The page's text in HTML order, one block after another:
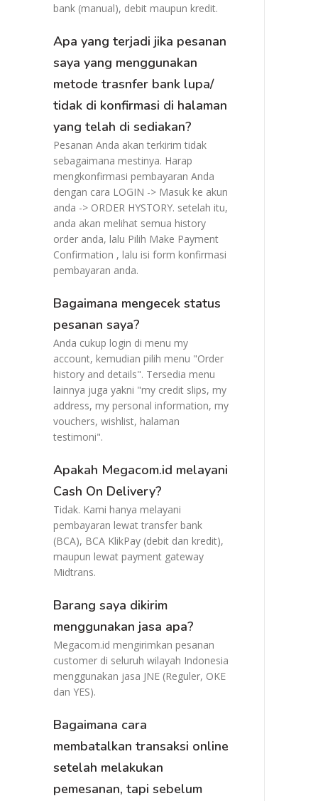
bank (manual), debit maupun kredit.
Apa yang terjadi jika pesanan
saya yang menggunakan
metode trasnfer bank lupa/
tidak di konfirmasi di halaman
yang telah di sediakan?
Pesanan Anda akan terkirim tidak
sebagaimana mestinya. Harap
mengkonfirmasi pembayaran Anda
dengan cara LOGIN -> Masuk ke akun
anda -> ORDER HYSTORY. setelah itu,
anda akan melihat semua history
order anda, lalu Pilih Make Payment
Confirmation , lalu isi form konfirmasi
pembayaran anda.
Bagaimana mengecek status
pesanan saya?
Anda cukup login di menu my
account, kemudian pilih menu "Order
history and details". Tersedia menu
lainnya juga yakni "my credit slips, my
address, my personal information, my
vouchers, wishlist, halaman
testimoni".
Apakah Megacom.id melayani
Cash On Delivery?
Tidak. Kami hanya melayani
pembayaran lewat transfer bank
(BCA), BCA KlikPay (debit dan kredit),
maupun lewat payment gateway
Midtrans.
Barang saya dikirim
menggunakan jasa apa?
Megacom.id mengirimkan pesanan
customer di seluruh wilayah Indonesia
menggunakan jasa JNE (Reguler, OKE
dan YES).
Bagaimana cara
membatalkan transaksi online
setelah melakukan
pemesanan, tapi sebelum